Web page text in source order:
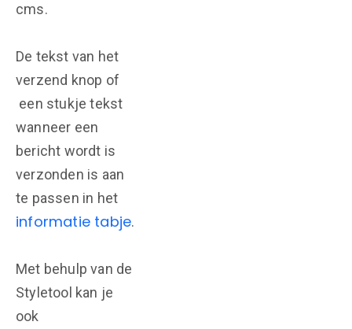
cms.
De tekst van het
verzend knop of
een stukje tekst
wanneer een
bericht wordt is
verzonden is aan
te passen in het
informatie tabje.
Met behulp van de
Styletool kan je
ook